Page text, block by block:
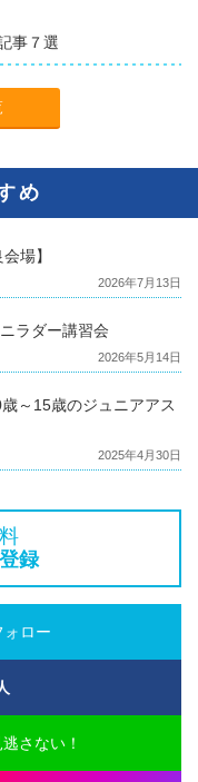
事７選
め
場】
2026年7月13日
ラダー講習会
2026年5月14日
～15歳のジュニアアス
2025年4月30日
録
ォロー
さない！